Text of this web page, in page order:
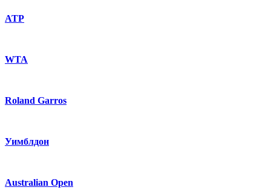
ATP
WTA
Roland Garros
Уимблдон
Australian Open